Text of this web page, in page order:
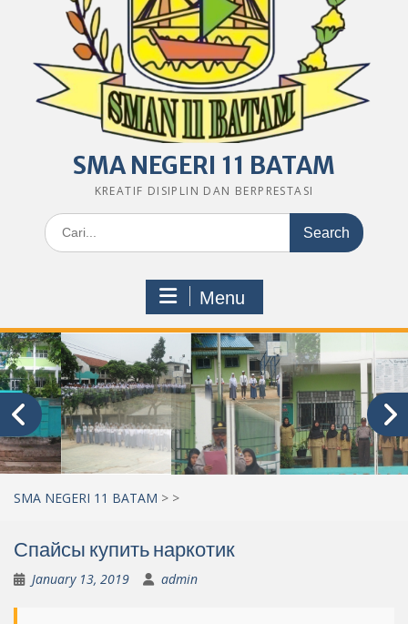
SMA NEGERI 11 BATAM
KREATIF DISIPLIN DAN BERPRESTASI
Search
for:
Menu
SMA NEGERI 11 BATAM > >
Спайсы купить наркотик
January 13, 2019 admin